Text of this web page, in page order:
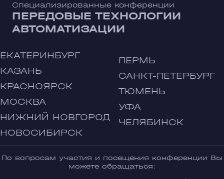
Специализированные конференции
ПЕРЕДОВЫЕ ТЕХНОЛОГИИ
АВТОМАТИЗАЦИИ
ЕКАТЕРИНБУРГ
КАЗАНЬ
КРАСНОЯРСК
МОСКВА
НИЖНИЙ НОВГОРОД
НОВОСИБИРСК
ПЕРМЬ
САНКТ-ПЕТЕРБУРГ
ТЮМЕНЬ
УФА
ЧЕЛЯБИНСК
По вопросам участия и посещения конференции Вы
можете обращаться: